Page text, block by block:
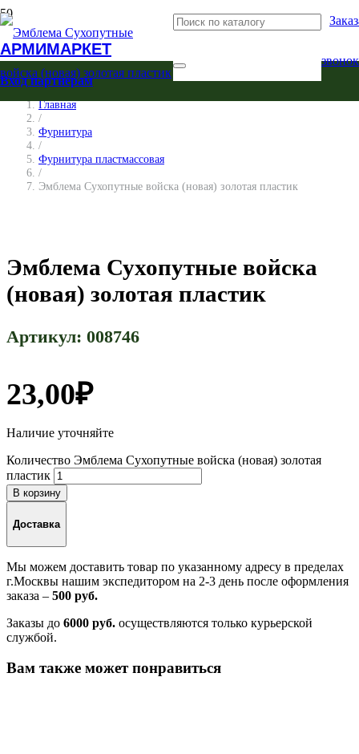
АРМИМАРКЕТ
звонок
Вход партнерам
Главная
/
Фурнитура
/
Фурнитура пластмассовая
/
Эмблема Сухопутные войска (новая) золотая пластик
Эмблема Сухопутные войска
(новая) золотая пластик
Артикул: 008746
23,00₽
Наличие уточняйте
Количество Эмблема Сухопутные войска (новая) золотая
пластик
В корзину
Доставка
Мы можем доставить товар по указанному адресу в пределах
г.Москвы нашим экспедитором на 2-3 день после оформления
заказа – 500 руб.
Заказы до 6000 руб. осуществляются только курьерской
службой.
Вам также может понравиться